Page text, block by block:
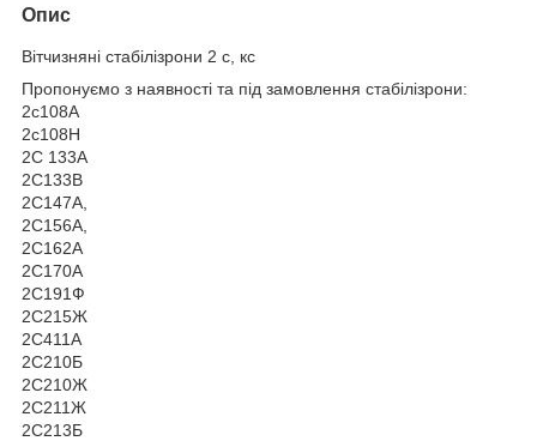
Опис
Вітчизняні стабілізрони 2 с, кс
Пропонуємо з наявності та під замовлення стабілізрони:
2с108А
2с108Н
2C 133А
2C133В
2C147А,
2C156А,
2C162А
2C170А
2C191Ф
2C215Ж
2C411А
2С210Б
2С210Ж
2С211Ж
2С213Б